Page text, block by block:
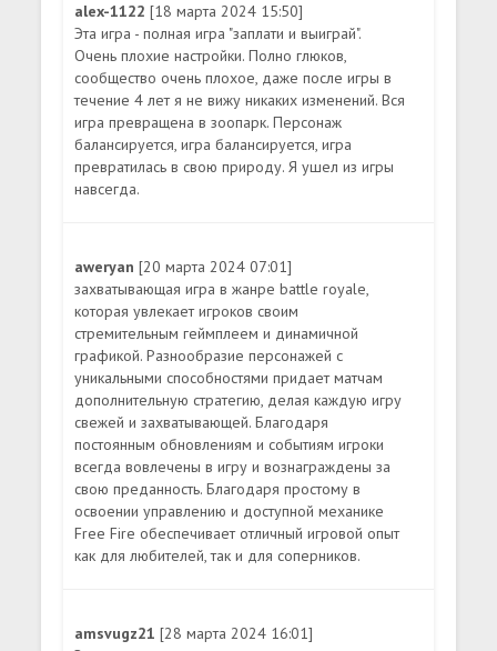
alex-1122[18 марта 2024 15:50]
Эта игра - полная игра "заплати и выиграй".
Очень плохие настройки. Полно глюков,
сообщество очень плохое, даже после игры в
течение 4 лет я не вижу никаких изменений. Вся
игра превращена в зоопарк. Персонаж
балансируется, игра балансируется, игра
превратилась в свою природу. Я ушел из игры
навсегда.
aweryan[20 марта 2024 07:01]
захватывающая игра в жанре battle royale,
которая увлекает игроков своим
стремительным геймплеем и динамичной
графикой. Разнообразие персонажей с
уникальными способностями придает матчам
дополнительную стратегию, делая каждую игру
свежей и захватывающей. Благодаря
постоянным обновлениям и событиям игроки
всегда вовлечены в игру и вознаграждены за
свою преданность. Благодаря простому в
освоении управлению и доступной механике
Free Fire обеспечивает отличный игровой опыт
как для любителей, так и для соперников.
amsvugz21[28 марта 2024 16:01]